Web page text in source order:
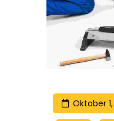
Oktober 1,